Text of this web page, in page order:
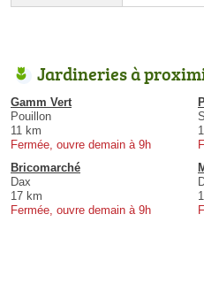
Jardineries à
Gamm Vert
Pouillon
11 km
Fermée, ouvre demain à 9h
Bricomarché
Dax
17 km
Fermée, ouvre demain à 9h